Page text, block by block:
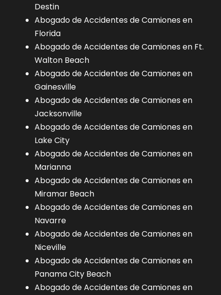
Destin
Abogado de Accidentes de Camiones en
Florida
Abogado de Accidentes de Camiones en Ft.
Walton Beach
Abogado de Accidentes de Camiones en
Gainesville
Abogado de Accidentes de Camiones en
Jacksonville
Abogado de Accidentes de Camiones en
Lake City
Abogado de Accidentes de Camiones en
Marianna
Abogado de Accidentes de Camiones en
Miramar Beach
Abogado de Accidentes de Camiones en
Navarre
Abogado de Accidentes de Camiones en
Niceville
Abogado de Accidentes de Camiones en
Panama City Beach
Abogado de Accidentes de Camiones en